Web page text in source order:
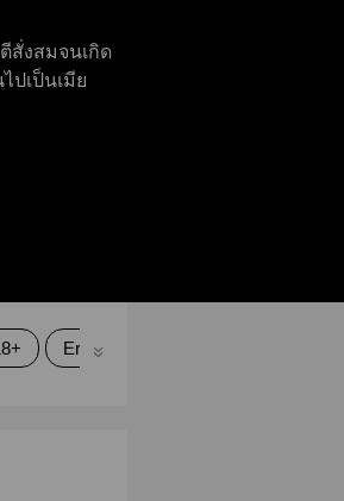
สั่งสมจนเกิด
ปเป็นเมีย
Erotic